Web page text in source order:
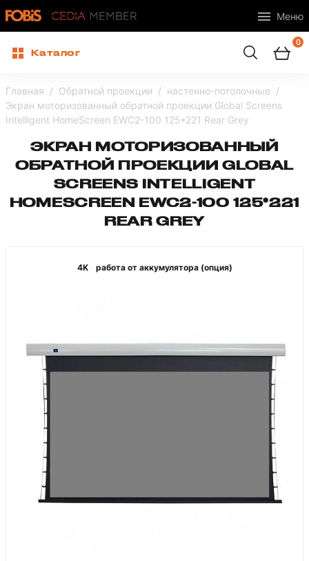
Меню
Каталог
0
Главная Обратной проекции
настенно-потолочные
Экран моторизованный обратной проекции Global Screens
Intelligent HomeScreen EWC2-100 125*221 Rear Grey
ЭКРАН МОТОРИЗОВАННЫЙ
ОБРАТНОЙ ПРОЕКЦИИ GLOBAL
SCREENS INTELLIGENT
HOMESCREEN EWC2-100 125*221
REAR GREY
4K работа от аккумулятора (опция)